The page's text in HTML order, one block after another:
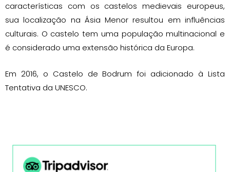
características com os castelos medievais europeus,
sua localização na Ásia Menor resultou em influências
culturais. O castelo tem uma população multinacional e
é considerado uma extensão histórica da Europa.
Em 2016, o Castelo de Bodrum foi adicionado à Lista
Tentativa da UNESCO.